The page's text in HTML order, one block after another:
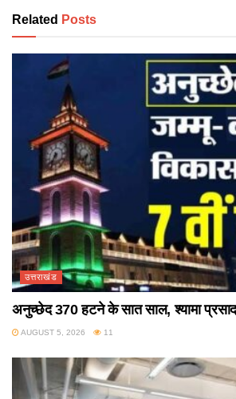
Related Posts
उत्तराखंड
अनुच्छेद 370 हटने के सात साल, श्यामा प्रसाद
AUGUST 5, 2026 11